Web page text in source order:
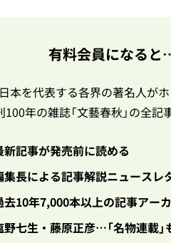
有料会員になる
日本を代表する各界の著名人が
100年の雑誌「文藝春秋」の全記
新記事が発売前に読める
集長による記事解説ニュースレ
去10年7,000本以上の記事アー
野七生・藤原正彦…「名物連載」